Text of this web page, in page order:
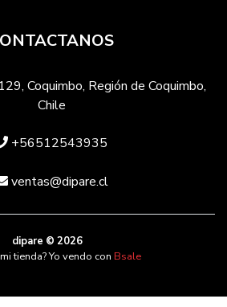
Coquimbo, Región de Coquimbo,
Chile
+56512543935
ventas@dipare.cl
dipare © 2026
tienda? Yo vendo con Bsale